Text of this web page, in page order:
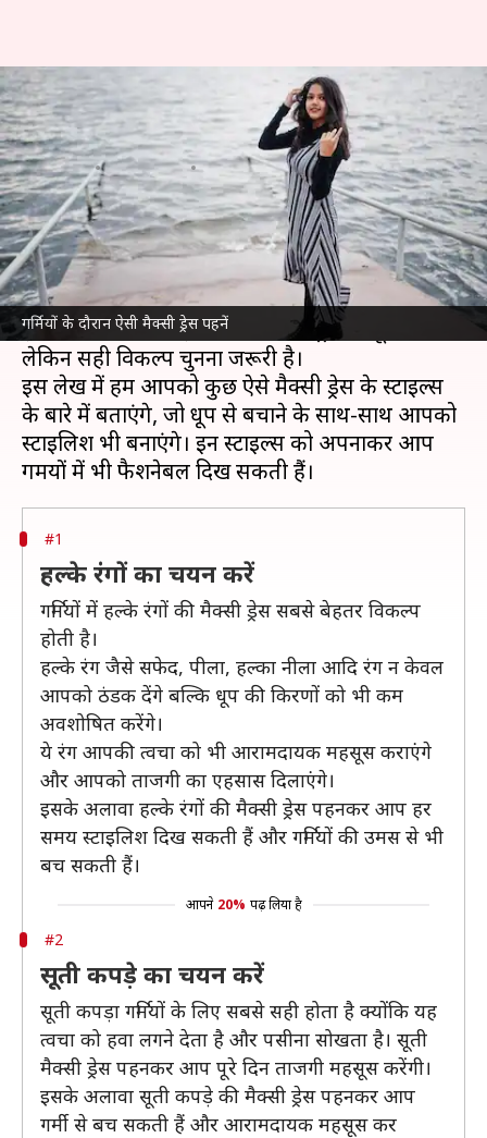
गर्मियों के दौरान ऐसी मैक्सी ड्रेस पहनें
गर्मियों के दौरान मैक्सी ड्रेस पहनना है
पसंद तो चुनें ये स्टाइल
लेखन अंजली Apr 08, 2025 11:00 am
क्या है खबर?
गर्मियोंमें ऐसी मैक्सी ड्रेस पहनना सही है, जो न केवल
आरामदायक हो, बल्कि धूप से भी बचाए।
इन दिनों बाजार में कई तरह की मैक्सी ड्रेस मौजूद हैं,
लेकिन सही विकल्प चुनना जरूरी है।
इस लेख में हम आपको कुछ ऐसे मैक्सी ड्रेस के स्टाइल्स
के बारे में बताएंगे, जो धूप से बचाने के साथ-साथ आपको
स्टाइलिश भी बनाएंगे। इन स्टाइल्स को अपनाकर आप
#1
हल्के रंगों का चयन करें
गर्मियों में हल्के रंगों की मैक्सी ड्रेस सबसे बेहतर विकल्प
होती है।
हल्के रंग जैसे सफेद, पीला, हल्का नीला आदि रंग न केवल
आपको ठंडक देंगे बल्कि धूप की किरणों को भी कम
अवशोषित करेंगे।
ये रंग आपकी त्वचा को भी आरामदायक महसूस कराएंगे
और आपको ताजगी का एहसास दिलाएंगे।
इसके अलावा हल्के रंगों की मैक्सी ड्रेस पहनकर आप हर
समय स्टाइलिश दिख सकती हैं और गर्मियों की उमस से भी
बच सकती हैं।
आपने 20% पढ़ लिया है
#2
सूती कपड़े का चयन करें
सूती कपड़ा गर्मियों के लिए सबसे सही होता है क्योंकि यह
त्वचा को हवा लगने देता है और पसीना सोखता है। सूती
मैक्सी ड्रेस पहनकर आप पूरे दिन ताजगी महसूस करेंगी।
इसके अलावा सूती कपड़े की मैक्सी ड्रेस पहनकर आप
गर्मी से बच सकती हैं और आरामदायक महसूस कर